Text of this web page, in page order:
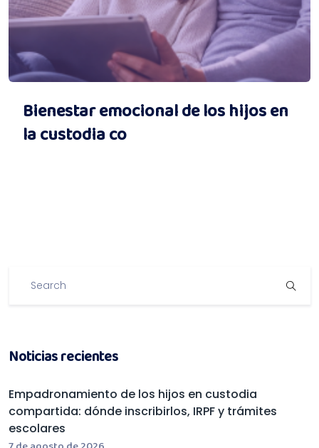
Bienestar emocional de los hijos en
la custodia co
Noticias recientes
Empadronamiento de los hijos en custodia
compartida: dónde inscribirlos, IRPF y trámites
escolares